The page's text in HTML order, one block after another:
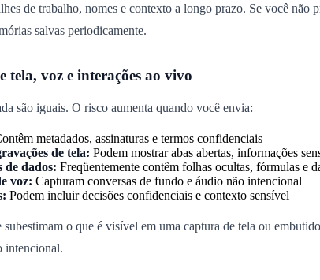
de trabalho, nomes e contexto a longo prazo. Se você não
salvas periodicamente.
tela, voz e interações ao vivo
são iguais. O risco aumenta quando você envia:
metadados, assinaturas e termos confidenciais
de tela: Podem mostrar abas abertas, informações
de dados: Freqüentemente contêm folhas ocultas, fórmulas e
voz: Capturam conversas de fundo e áudio não intencional
Podem incluir decisões confidenciais e contexto sensível
subestimam o que é visível em uma captura de tela ou
intencional.